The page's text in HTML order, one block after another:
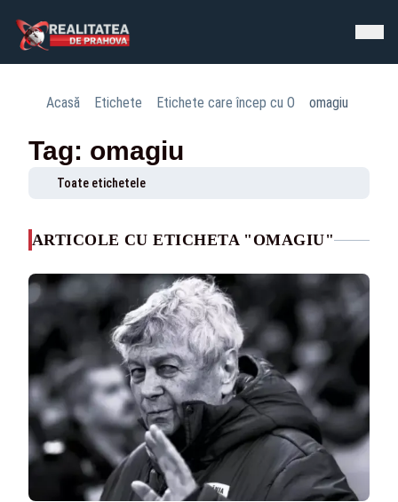
Acasă Etichete Etichete care încep cu O omagiu
Tag: omagiu
Toate etichetele
ARTICOLE CU ETICHETA "OMAGIU"